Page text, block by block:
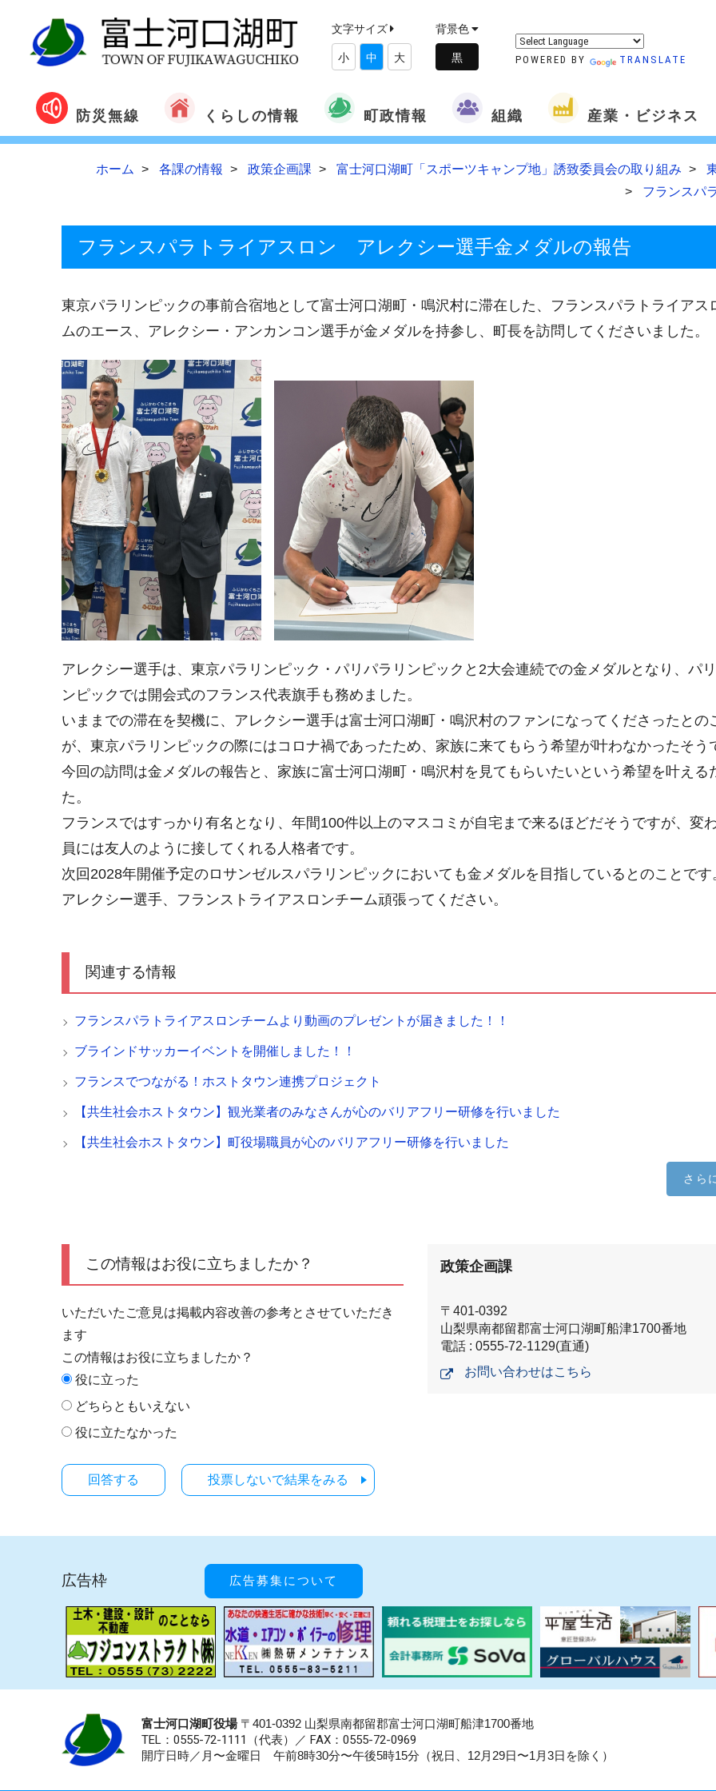
文字サイズ
小 中 大
背景色
POWERED BY TRANSLATE
防災無線 くらしの情報 町政情報 組織 産業・ビジネス
ホーム 各課の情報 政策企画課 富士河口湖町「スポーツキャンプ地」誘致委員会の取り組み
フランスパ
フランスパラトライアスロン アレクシー選手金メダルの報告
東京パラリンピックの事前合宿地として富士河口湖町・鳴沢村に滞在した、フランスパラトライアス
ムのエース、アレクシー・アンカンコン選手が金メダルを持参し、町長を訪問してくださいました。
アレクシー選手は、東京パラリンピック・パリパラリンピックと2大会連続での金メダルとなり、パ
ンピックでは開会式のフランス代表旗手も務めました。
いままでの滞在を契機に、アレクシー選手は富士河口湖町・鳴沢村のファンになってくださったとの
が、東京パラリンピックの際にはコロナ禍であったため、家族に来てもらう希望が叶わなかったそう
今回の訪問は金メダルの報告と、家族に富士河口湖町・鳴沢村を見てもらいたいという希望を叶える
た。
フランスではすっかり有名となり、年間100件以上のマスコミが自宅まで来るほどだそうですが、変
員には友人のように接してくれる人格者です。
次回2028年開催予定のロサンゼルスパラリンピックにおいても金メダルを目指しているとのことです
アレクシー選手、フランストライアスロンチーム頑張ってください。
関連する情報
フランスパラトライアスロンチームより動画のプレゼントが届きました！！
ブラインドサッカーイベントを開催しました！！
フランスでつながる！ホストタウン連携プロジェクト
【共生社会ホストタウン】観光業者のみなさんが心のバリアフリー研修を行いました
【共生社会ホストタウン】町役場職員が心のバリアフリー研修を行いました
さら
この情報はお役に立ちましたか？
いただいたご意見は掲載内容改善の参考とさせていただき
ます
この情報はお役に立ちましたか？
役に立った
どちらともいえない
役に立たなかった
投票しないで結果をみる
政策企画課
〒401-0392
山梨県南都留郡富士河口湖町船津1700番地
電話 : 0555-72-1129(直通)
お問い合わせはこちら
広告枠 広告募集について
富士河口湖町役場〒401-0392 山梨県南都留郡富士河口湖町船津1700番地
TEL：0555-72-1111 （代表）／ FAX：0555-72-0969
開庁日時／月〜金曜日 午前8時30分〜午後5時15分（祝日、12月29日〜1月3日を除く）